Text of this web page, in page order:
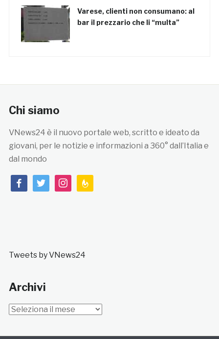
Varese, clienti non consumano: al
bar il prezzario che li “multa”
Chi siamo
VNews24 è il nuovo portale web, scritto e ideato da
giovani, per le notizie e informazioni a 360° dall’Italia e
dal mondo
facebooktwitterinstagramfeedburner
Tweets by VNews24
Archivi
Archivi